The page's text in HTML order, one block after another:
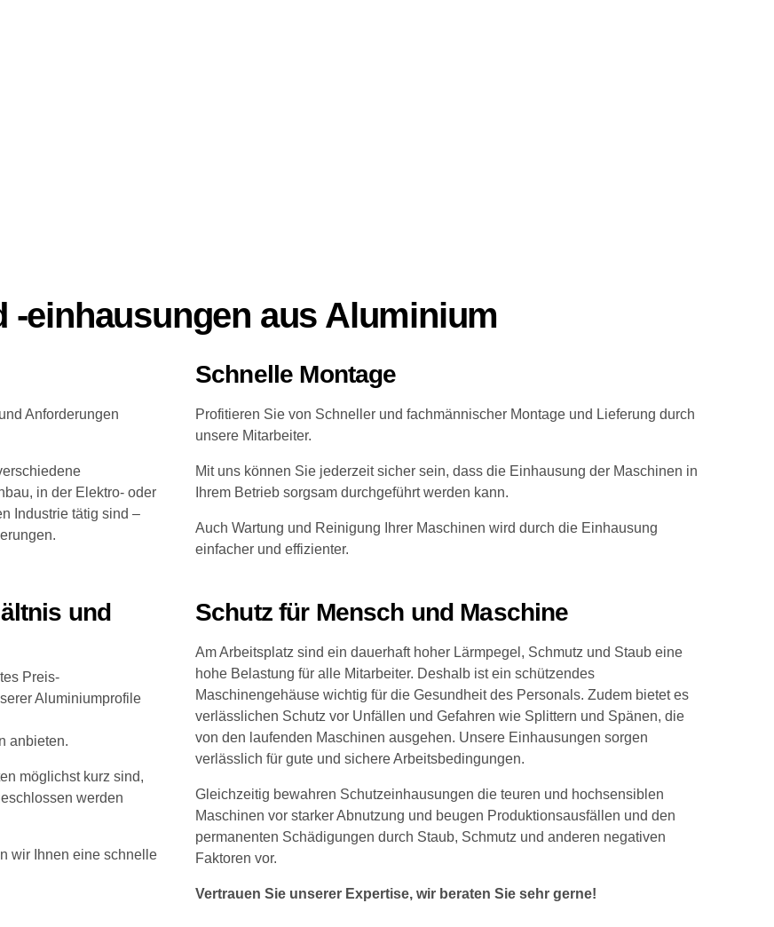
-einhausungen aus Aluminium
Anforderungen
in der Elektro- oder
Industrie tätig sind –
Schnelle Montage
Profitieren Sie von Schneller und fachmännischer Montage und Lieferung durch
unsere Mitarbeiter.
Mit uns können Sie jederzeit sicher sein, dass die Einhausung der Maschinen in
Ihrem Betrieb sorgsam durchgeführt werden kann.
Auch Wartung und Reinigung Ihrer Maschinen wird durch die Einhausung
einfacher und effizienter.
und
Preis-
Aluminiumprofile
anbieten.
möglichst kurz sind,
werden
wir Ihnen eine schnelle
Schutz für Mensch und Maschine
Am Arbeitsplatz sind ein dauerhaft hoher Lärmpegel, Schmutz und Staub eine
hohe Belastung für alle Mitarbeiter. Deshalb ist ein schützendes
Maschinengehäuse wichtig für die Gesundheit des Personals. Zudem bietet es
verlässlichen Schutz vor Unfällen und Gefahren wie Splittern und Spänen, die
von den laufenden Maschinen ausgehen. Unsere Einhausungen sorgen
verlässlich für gute und sichere Arbeitsbedingungen.
Gleichzeitig bewahren Schutzeinhausungen die teuren und hochsensiblen
Maschinen vor starker Abnutzung und beugen Produktionsausfällen und den
permanenten Schädigungen durch Staub, Schmutz und anderen negativen
Faktoren vor.
Vertrauen Sie unserer Expertise, wir beraten Sie sehr gerne!